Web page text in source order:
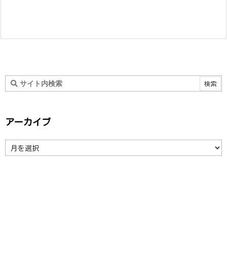
アーカイブ
ー